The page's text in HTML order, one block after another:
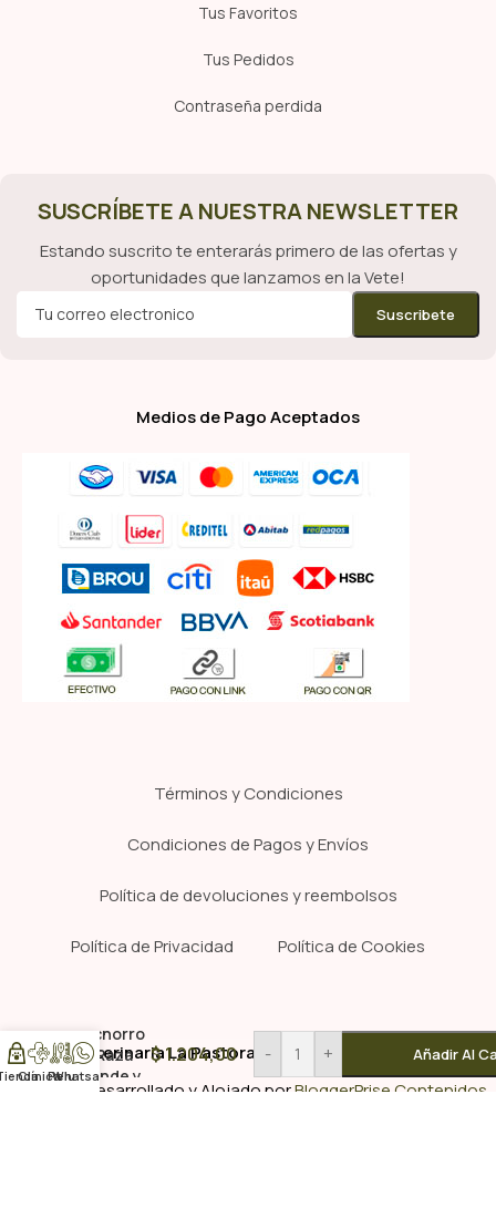
Tus Favoritos
Tus Pedidos
Contraseña perdida
SUSCRÍBETE A NUESTRA NEWSLETTER
Estando suscrito te enterarás primero de las ofertas y
oportunidades que lanzamos en la Vete!
Medios de Pago Aceptados
Términos y Condiciones
Condiciones de Pagos y Envíos
Política de devoluciones y reembolsos
Política de Privacidad Política de Cookies
© 2026 Veterinaria La Pastora; Punta del Este, Maldonado
Sitio Web Desarrollado y Alojado porBloggerPrise Contenidos
ClínicaPelu
Whatsapp
Cachorro
de Raza
Grande y
Gigante
$1.204,00 - + Añadir Al